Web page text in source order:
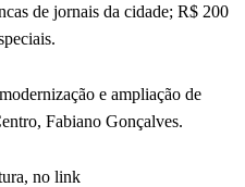
de jornais da cidade; R$ 200
e ampliação de
Fabiano Gonçalves.
no link